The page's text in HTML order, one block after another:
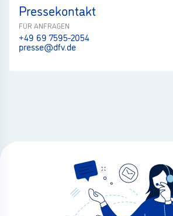
Pressekontakt
FÜR ANFRAGEN
+49 69 7595-2054
presse@dfv.de